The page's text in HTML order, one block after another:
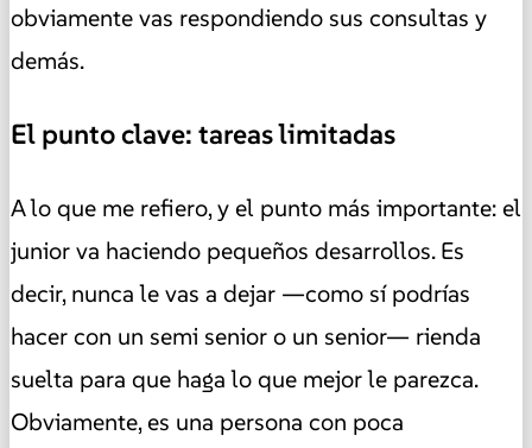
obviamente vas respondiendo sus consultas y
demás.
El punto clave: tareas limitadas
A lo que me refiero, y el punto más importante: el
junior va haciendo pequeños desarrollos. Es
decir, nunca le vas a dejar —como sí podrías
hacer con un semi senior o un senior— rienda
suelta para que haga lo que mejor le parezca.
Obviamente, es una persona con poca